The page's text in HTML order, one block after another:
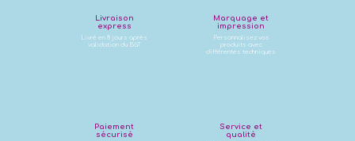
Livraison
express
Livré en 8 jours après
validation du BàT
Marquage et
impression
Personnalisez vos
produits avec
différentes techniques
Paiement
sécurisé
Service et
qualité